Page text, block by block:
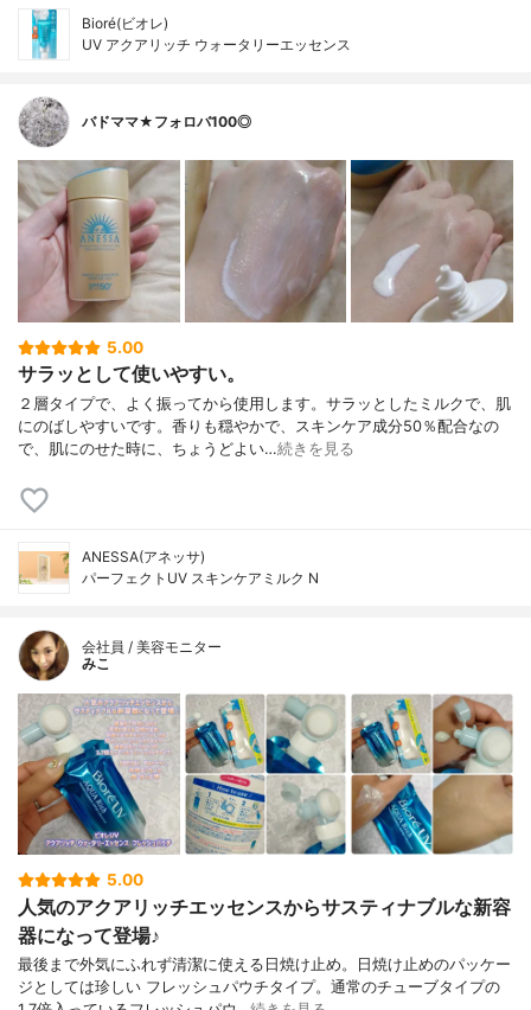
Bioré(ビオレ)
UV アクアリッチ ウォータリーエッセンス
バドママ★フォロバ100◎
5.00
サラッとして使いやすい。
２層タイプで、よく振ってから使用します。サラッとしたミルクで、肌
にのばしやすいです。香りも穏やかで、スキンケア成分50％配合なの
で、肌にのせた時に、ちょうどよい…続きを見る
ANESSA(アネッサ)
パーフェクトUV スキンケアミルク N
会社員 / 美容モニター
みこ
5.00
人気のアクアリッチエッセンスからサスティナブルな新容
器になって登場♪
最後まで外気にふれず清潔に使える日焼け止め。日焼け止めのパッケー
ジとしては珍しい フレッシュパウチタイプ。通常のチューブタイプの